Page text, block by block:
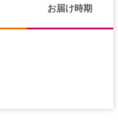
お届け時期